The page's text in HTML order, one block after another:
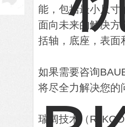
能，包括最小尺寸
面向未来的解决方
括轴，底座，表面
如果需要咨询
将尽全力解决您的
瑞阔技术（